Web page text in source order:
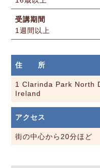
受講期間
1週間以上
住 所
1 Clarinda Park North
Ireland
アクセス
街の中心から20分ほど